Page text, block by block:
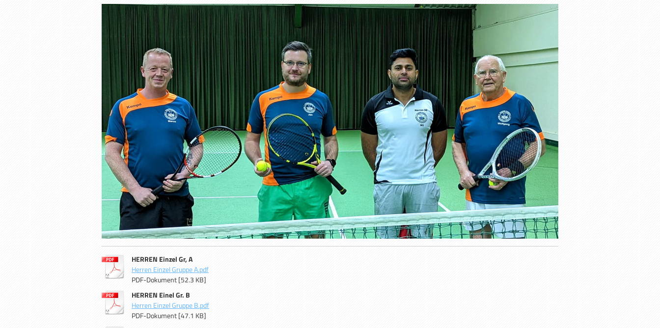
HERREN Einzel Gr, A
Herren Einzel Gruppe A.pdf
PDF-Dokument [52.3 KB]
HERREN Einel Gr. B
Herren Einzel Gruppe B.pdf
PDF-Dokument [47.1 KB]